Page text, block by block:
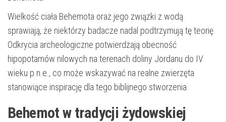
Wielkość ciała Behemota oraz jego związki z wodą
sprawiają, że niektórzy badacze nadal podtrzymują tę teorię.
Odkrycia archeologiczne potwierdzają obecność
hipopotamów nilowych na terenach doliny Jordanu do IV
wieku p.n.e., co może wskazywać na realne zwierzęta
stanowiące inspirację dla tego biblijnego stworzenia.
Behemot w tradycji żydowskiej